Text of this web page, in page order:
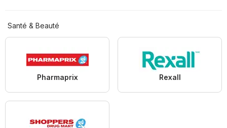
Santé & Beauté
Pharmaprix Rexall